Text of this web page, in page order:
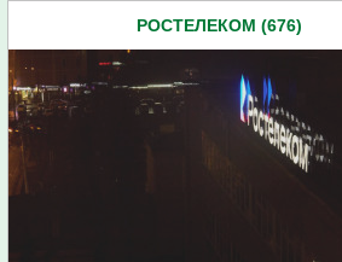
РОСТЕЛЕКОМ (676)